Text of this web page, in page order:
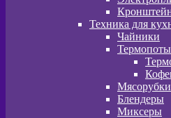
Техника для
Чайники
Мясорубки
Блендеры
Миксеры